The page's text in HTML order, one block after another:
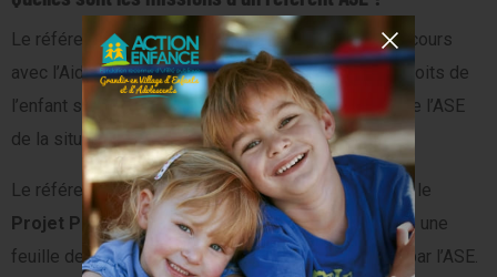
Le référent ASE suit l’enfant tout au long de son parcours
avec l’Aide Sociale à l’Enfance. Il s’assure que les droits de
l’enfant sont respectés et rend compte au service de l’ASE
de la situation de ce dernier.
Le référent ASE joue également un rôle central dans le
Projet Pour l’Enfant(PPE), document qui constitue une
feuille de route pour l’accompagnement de l’enfant par l’ASE.